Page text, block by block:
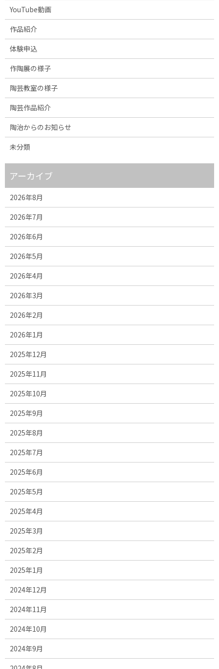
YouTube動画
作品紹介
体験申込
作陶展の様子
陶芸教室の様子
陶芸作品紹介
陶治からのお知らせ
未分類
アーカイブ
2026年8月
2026年7月
2026年6月
2026年5月
2026年4月
2026年3月
2026年2月
2026年1月
2025年12月
2025年11月
2025年10月
2025年9月
2025年8月
2025年7月
2025年6月
2025年5月
2025年4月
2025年3月
2025年2月
2025年1月
2024年12月
2024年11月
2024年10月
2024年9月